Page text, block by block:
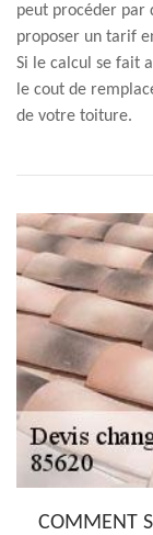
peut procéder par
proposer un tarif
Si le calcul se fait
le cout de
de votre toiture.
COMMENT